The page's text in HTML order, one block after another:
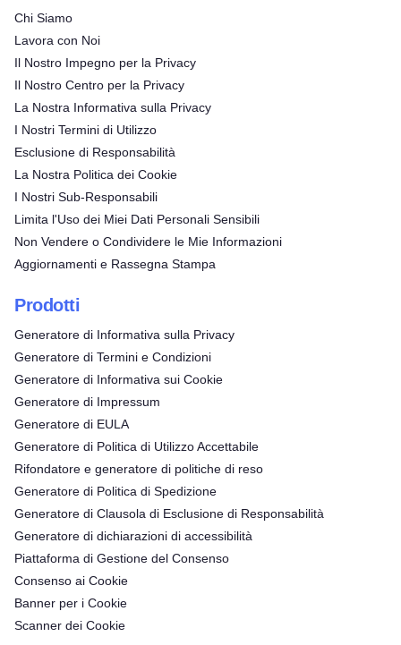
Chi Siamo
Lavora con Noi
Il Nostro Impegno per la Privacy
Il Nostro Centro per la Privacy
La Nostra Informativa sulla Privacy
I Nostri Termini di Utilizzo
Esclusione di Responsabilità
La Nostra Politica dei Cookie
I Nostri Sub-Responsabili
Limita l'Uso dei Miei Dati Personali Sensibili
Non Vendere o Condividere le Mie Informazioni
Aggiornamenti e Rassegna Stampa
Prodotti
Generatore di Informativa sulla Privacy
Generatore di Termini e Condizioni
Generatore di Informativa sui Cookie
Generatore di Impressum
Generatore di EULA
Generatore di Politica di Utilizzo Accettabile
Rifondatore e generatore di politiche di reso
Generatore di Politica di Spedizione
Generatore di Clausola di Esclusione di Responsabilità
Generatore di dichiarazioni di accessibilità
Piattaforma di Gestione del Consenso
Consenso ai Cookie
Banner per i Cookie
Scanner dei Cookie